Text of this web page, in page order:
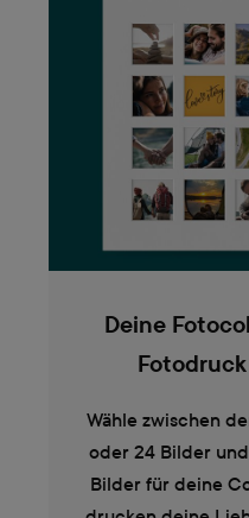
Deine
Wähle zwischen
oder 24 Bilder
Bilder für deine